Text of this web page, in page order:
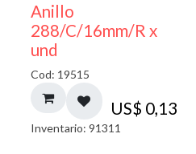
Anillo
288/C/16mm/R x
und
Cod: 19515
US$ 0,13
Inventario: 91311